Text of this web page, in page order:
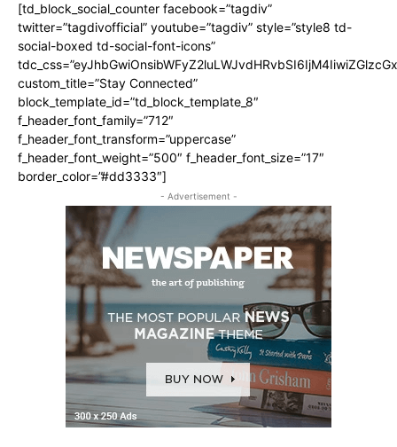
[td_block_social_counter facebook=”tagdiv”
twitter=”tagdivofficial” youtube=”tagdiv” style=”style8 td-
social-boxed td-social-font-icons”
custom_title=”Stay Connected”
block_template_id=”td_block_template_8″
f_header_font_family=”712″
f_header_font_transform=”uppercase”
f_header_font_weight=”500″ f_header_font_size=”17″
border_color=”#dd3333″]
- Advertisement -